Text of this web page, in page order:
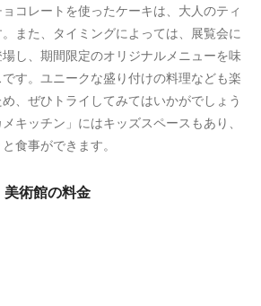
コレートを使ったケーキは、大人のティ
また、タイミングによっては、展覧会に
し、期間限定のオリジナルメニューを味
す。ユニークな盛り付けの料理なども楽
、ぜひトライしてみてはいかがでしょう
キッチン」にはキッズスペースもあり、
食事ができます。
美術館の料金